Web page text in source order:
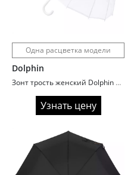
Одна расцветка модели
Dolphin
Зонт трость женский Dolphin 530R поливинил
Узнать цену